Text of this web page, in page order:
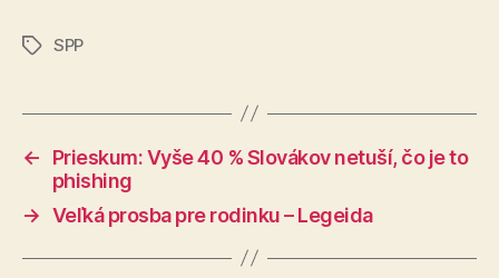
Značky
SPP
←
Prieskum: Vyše 40 % Slovákov netuší, čo je to
phishing
→ Veľká prosba pre rodinku – Legeida